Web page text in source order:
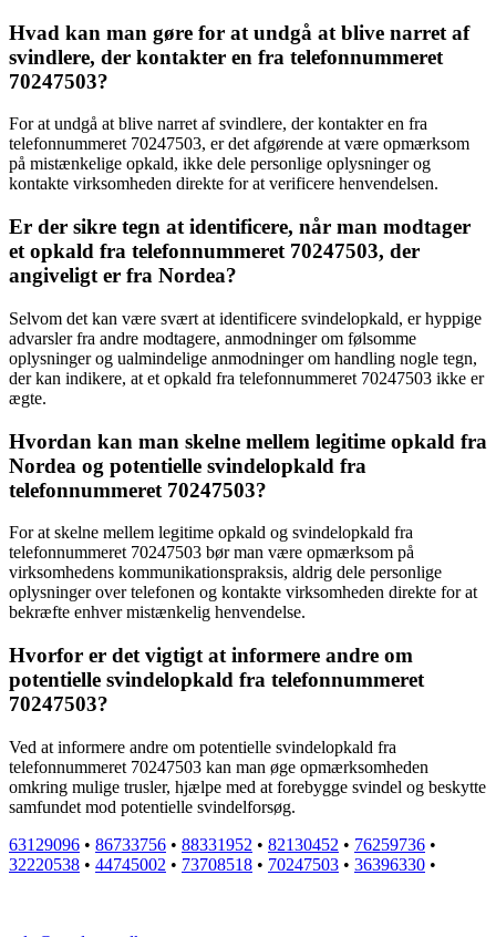
Hvad kan man gøre for at undgå at blive narret af
svindlere, der kontakter en fra telefonnummeret
70247503?
For at undgå at blive narret af svindlere, der kontakter en fra
telefonnummeret 70247503, er det afgørende at være opmærksom
på mistænkelige opkald, ikke dele personlige oplysninger og
kontakte virksomheden direkte for at verificere henvendelsen.
Er der sikre tegn at identificere, når man modtager
et opkald fra telefonnummeret 70247503, der
angiveligt er fra Nordea?
Selvom det kan være svært at identificere svindelopkald, er hyppige
advarsler fra andre modtagere, anmodninger om følsomme
oplysninger og ualmindelige anmodninger om handling nogle tegn,
der kan indikere, at et opkald fra telefonnummeret 70247503 ikke er
ægte.
Hvordan kan man skelne mellem legitime opkald fra
Nordea og potentielle svindelopkald fra
telefonnummeret 70247503?
For at skelne mellem legitime opkald og svindelopkald fra
telefonnummeret 70247503 bør man være opmærksom på
virksomhedens kommunikationspraksis, aldrig dele personlige
oplysninger over telefonen og kontakte virksomheden direkte for at
bekræfte enhver mistænkelig henvendelse.
Hvorfor er det vigtigt at informere andre om
potentielle svindelopkald fra telefonnummeret
70247503?
Ved at informere andre om potentielle svindelopkald fra
telefonnummeret 70247503 kan man øge opmærksomheden
omkring mulige trusler, hjælpe med at forebygge svindel og beskytte
samfundet mod potentielle svindelforsøg.
63129096 • 86733756 • 88331952 • 82130452 • 76259736 •
32220538 • 44745002 • 73708518 • 70247503 • 36396330 •